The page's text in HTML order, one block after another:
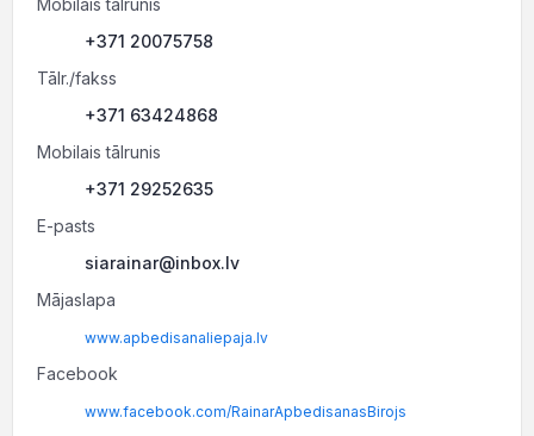
Mobilais tālrunis
+371 20075758
Tālr./fakss
+371 63424868
Mobilais tālrunis
+371 29252635
E-pasts
siarainar@inbox.lv
Mājaslapa
www.apbedisanaliepaja.lv
Facebook
www.facebook.com/RainarApbedisanasBirojs